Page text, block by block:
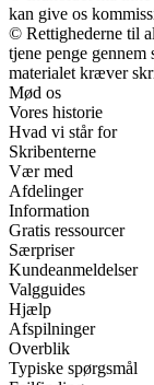
kan give os
© Rettighederne til
tjene penge
materialet kræver
Mød os
Vores historie
Hvad vi står for
Skribenterne
Vær med
Afdelinger
Information
Gratis ressourcer
Særpriser
Kundeanmeldelser
Valgguides
Hjælp
Afspilninger
Overblik
Typiske spørgsmål